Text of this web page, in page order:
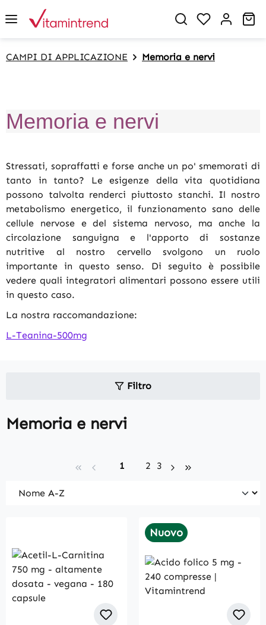
content You have 0
CAMPI DI APPLICAZIONE Memoria e nervi
Memoria e nervi
Stressati, sopraffatti e forse anche un po' smemorati di
tanto in tanto? Le esigenze della vita quotidiana
possono talvolta renderci piuttosto stanchi. Il nostro
metabolismo energetico, il funzionamento sano delle
cellule nervose e del sistema nervoso, ma anche la
circolazione sanguigna e l'apporto di sostanze
nutritive al nostro cervello svolgono un ruolo
importante in questo senso. Di seguito è possibile
vedere quali integratori alimentari possono essere utili
in questo caso.
La nostra raccomandazione:
L-Teanina-500mg
Filtro
Memoria e nervi
Page
1 Page
2 Page
3
Nuovo